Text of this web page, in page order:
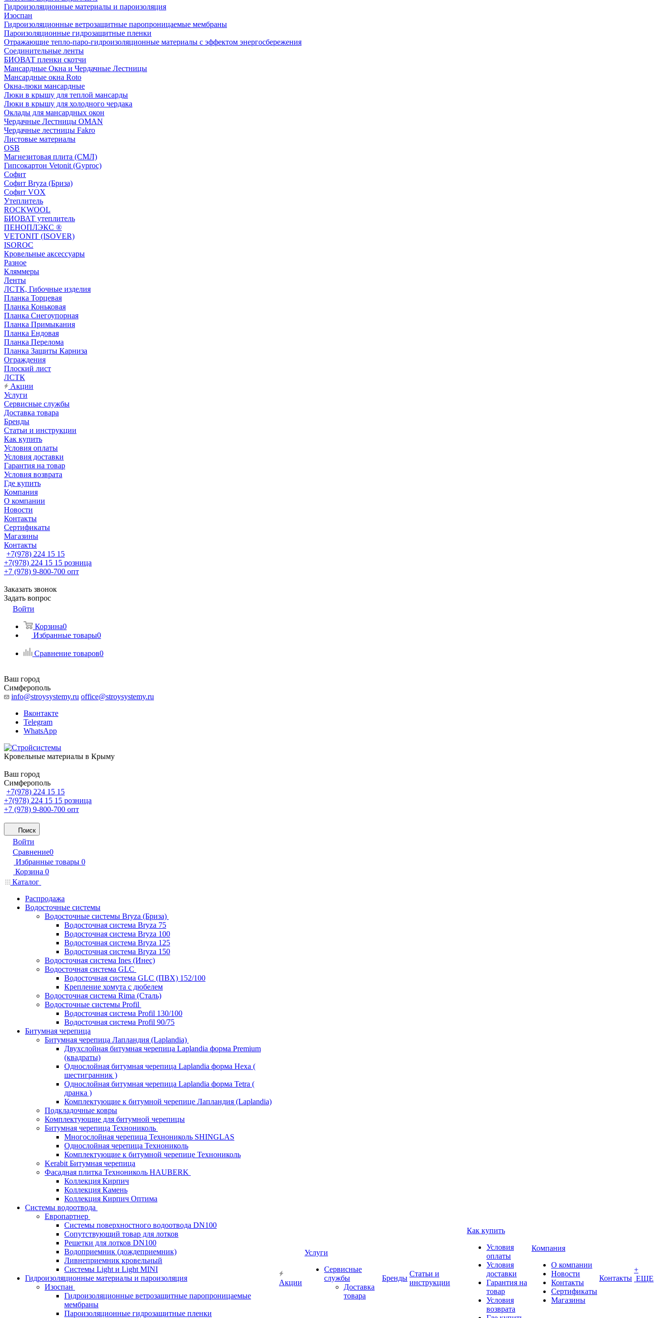
Гидроизоляционные материалы и пароизоляция
Изоспан
Гидроизоляционные ветрозащитные паропроницаемые мембраны
Пароизоляционные гидрозащитные пленки
Отражающие тепло-паро-гидроизоляционные материалы с эффектом энергосбережения
Соединительные ленты
БИОВАТ пленки скотчи
Мансардные Окна и Чердачные Лестницы
Мансардные окна Roto
Окна-люки мансардные
Люки в крышу для теплой мансарды
Люки в крышу для холодного чердака
Оклады для мансардных окон
Чердачные Лестницы OMAN
Чердачные лестницы Fakro
Листовые материалы
OSB
Магнезитовая плита (СМЛ)
Гипсокартон Vetonit (Gyproc)
Софит
Софит Bryza (Бриза)
Софит VOX
Утеплитель
ROCKWOOL
БИОВАТ утеплитель
ПЕНОПЛЭКС ®
VETONIT (ISOVER)
ISOROC
Кровельные аксессуары
Разное
Кляммеры
Ленты
ЛСТК, Гибочные изделия
Планка Торцевая
Планка Коньковая
Планка Снегоупорная
Планка Примыкания
Планка Ендовая
Планка Перелома
Планка Защиты Карниза
Ограждения
Плоский лист
ЛСТК
Акции
Услуги
Сервисные службы
Доставка товара
Бренды
Статьи и инструкции
Как купить
Условия оплаты
Условия доставки
Гарантия на товар
Условия возврата
Где купить
Компания
О компании
Новости
Контакты
Сертификаты
Магазины
Контакты
+7(978) 224 15 15
+7(978) 224 15 15 розница
+7 (978) 9-800-700 опт
Заказать звонок
Задать вопрос
Войти
Корзина0
Избранные товары0
Сравнение товаров0
Ваш город
Симферополь
info@stroysystemy.ru office@stroysystemy.ru
Вконтакте
Telegram
WhatsApp
Кровельные материалы в Крыму
Ваш город
Симферополь
+7(978) 224 15 15
+7(978) 224 15 15 розница
+7 (978) 9-800-700 опт
Поиск
Войти
Сравнение0
Избранные товары 0
Корзина 0
Каталог
Распродажа
Водосточные системы
Водосточные системы Bryza (Бриза)
Водосточная система Bryza 75
Водосточная система Bryza 100
Водосточная система Bryza 125
Водосточная система Bryza 150
Водосточная система Ines (Инес)
Водосточная система GLC
Водосточная система GLC (ПВХ) 152/100
Крепление хомута с дюбелем
Водосточная система Rima (Сталь)
Водосточные системы Profil
Водосточная система Profil 130/100
Водосточная система Profil 90/75
Битумная черепица
Битумная черепица Лапландия (Laplandia)
Двухслойная битумная черепица Laplandia форма Premium
(квадраты)
Однослойная битумная черепица Laplandia форма Hexa (
шестигранник )
Однослойная битумная черепица Laplandia форма Tetra (
дранка )
Комплектующие к битумной черепице Лапландия (Laplandia)
Подкладочные ковры
Комплектующие для битумной черепицы
Битумная черепица Технониколь
Многослойная черепица Технониколь SHINGLAS
Однослойная черепица Технониколь
Комплектующие к битумной черепице Технониколь
Kerabit Битумная черепица
Фасадная плитка Технониколь HAUBERK
Кол​лекция Кирпич
Кол​лекция Камень
Коллекция Кирпич Оптима
Системы водоотвода
Европартнер
Системы поверхностного водоотвода DN100
Сопутствующий товар для лотков
Решетки для лотков DN100
Водоприемник (дождеприемник)
Ливнеприемник кровельный
Системы Light и Light MINI
Гидроизоляционные материалы и пароизоляция
Изоспан
Гидроизоляционные ветрозащитные паропроницаемые
мембраны
Пароизоляционные гидрозащитные пленки
Акции
Услуги
Сервисные
службы
Доставка
товара
Бренды
Статьи и
инструкции
Как купить
Условия
оплаты
Условия
доставки
Гарантия на
товар
Условия
возврата
Компания
О компании
Новости
Контакты
Сертификаты
Магазины
Контакты
+
ЕЩЕ